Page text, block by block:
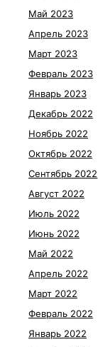
Май 2023
Апрель 2023
Март 2023
Февраль 2023
Январь 2023
Декабрь 2022
Ноябрь 2022
Октябрь 2022
Сентябрь 2022
Август 2022
Июль 2022
Июнь 2022
Май 2022
Апрель 2022
Март 2022
Февраль 2022
Январь 2022